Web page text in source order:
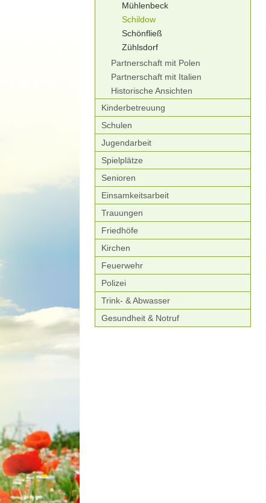
Mühlenbeck
Schildow
Schönfließ
Zühlsdorf
Partnerschaft mit Polen
Partnerschaft mit Italien
Historische Ansichten
Kinderbetreuung
Schulen
Jugendarbeit
Spielplätze
Senioren
Einsamkeitsarbeit
Trauungen
Friedhöfe
Kirchen
Feuerwehr
Polizei
Trink- & Abwasser
Gesundheit & Notruf